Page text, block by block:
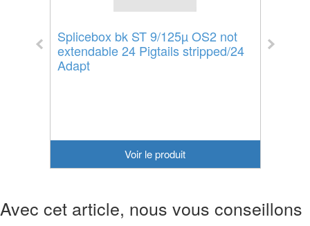
Splicebox bk ST 9/125µ OS2 not
extendable 24 Pigtails stripped/24
Adapt
Voir le produit
Avec cet article, nous vous conseillons